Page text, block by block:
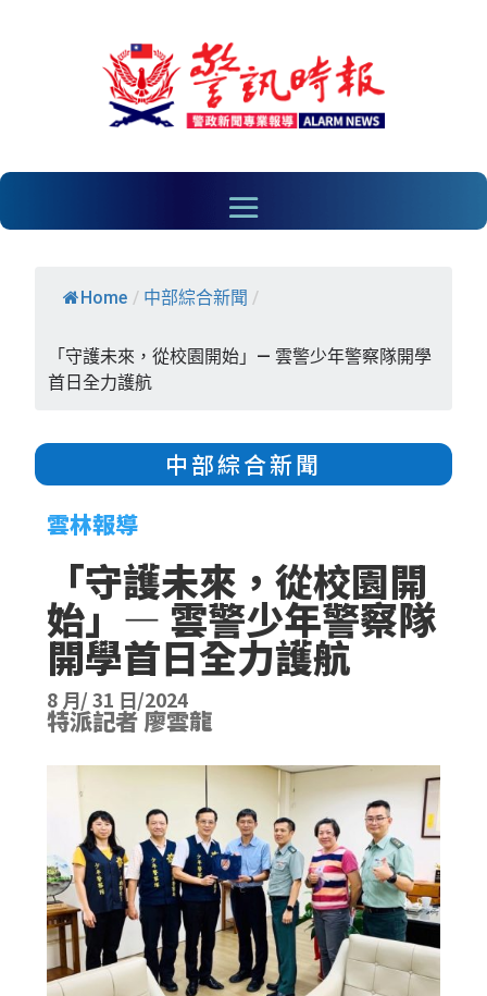
Home / 中部綜合新聞 /
「守護未來，從校園開始」— 雲警少年警察隊開學
首日全力護航
中部綜合新聞
雲林報導
「守護未來，從校園開
始」— 雲警少年警察隊
開學首日全力護航
8 月/ 31 日/2024
特派記者 廖雲龍